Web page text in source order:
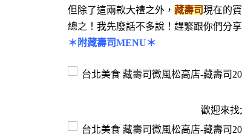
但除了這兩款大禮之外， 藏壽司現在的
總之！我先廢話不多說！趕緊跟你們分享
＊附藏壽司MENU＊
歡迎來找